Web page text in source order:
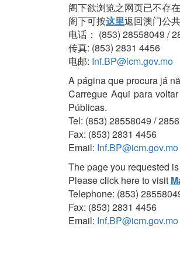
阁下欲浏览之网页已不存在
阁下可按这里返回澳门公
电话： (853) 28558049 /
传真: (853) 2831 4456
电邮: Inf.BP@icm.gov.mo
A página que procura já
Carregue Aqui para
Públicas.
Tel: (853) 28558049 /
Fax: (853) 2831 4456
Email: Inf.BP@icm.gov.mo
The page you requested
Please click here to visit
Telephone: (853)
Fax: (853) 2831 4456
Email: Inf.BP@icm.gov.mo